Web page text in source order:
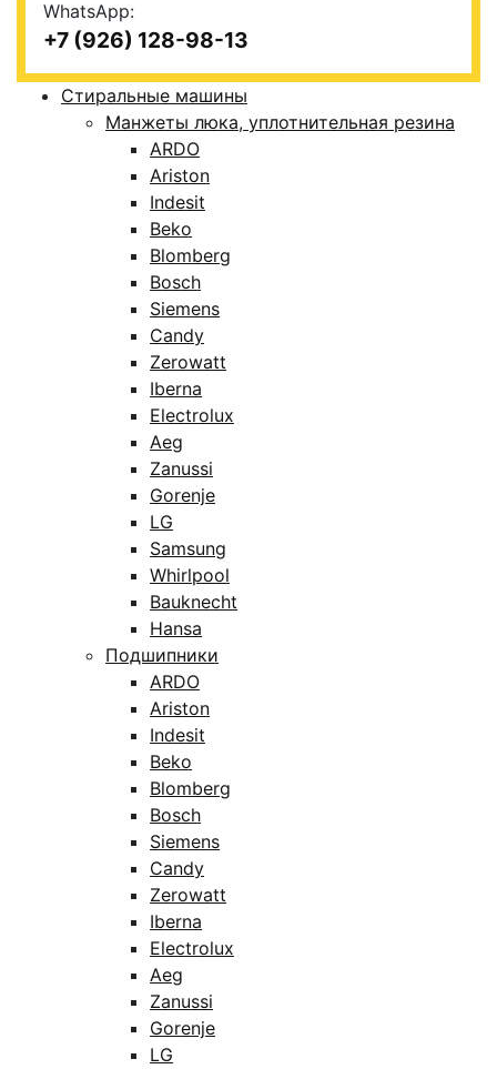
WhatsApp:
+7 (926) 128-98-13
Стиральные машины
Манжеты люка, уплотнительная резина
ARDO
Ariston
Indesit
Beko
Blomberg
Bosch
Siemens
Candy
Zerowatt
Iberna
Electrolux
Aeg
Zanussi
Gorenje
LG
Samsung
Whirlpool
Bauknecht
Hansa
Подшипники
ARDO
Ariston
Indesit
Beko
Blomberg
Bosch
Siemens
Candy
Zerowatt
Iberna
Electrolux
Aeg
Zanussi
Gorenje
LG